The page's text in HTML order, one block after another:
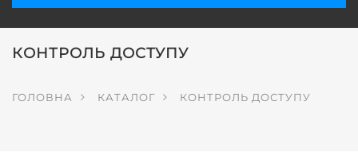
КОНТРОЛЬ ДОСТУПУ
ГОЛОВНА КАТАЛОГ КОНТРОЛЬ ДОСТУПУ